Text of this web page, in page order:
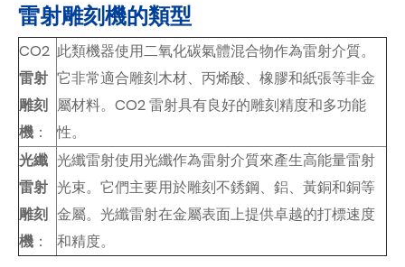
雷射雕刻機的類型
CO2
雷射
雕刻
機 ：
此類機器使用二氧化碳氣體混合物作為雷射介質。
它非常適合雕刻木材、丙烯酸、橡膠和紙張等非金
屬材料。CO2 雷射具有良好的雕刻精度和多功能
性。
光纖
雷射
雕刻
機 ：
光纖雷射使用光纖作為雷射介質來產生高能量雷射
光束。它們主要用於雕刻不銹鋼、鋁、黃銅和銅等
金屬。光纖雷射在金屬表面上提供卓越的打標速度
和精度。